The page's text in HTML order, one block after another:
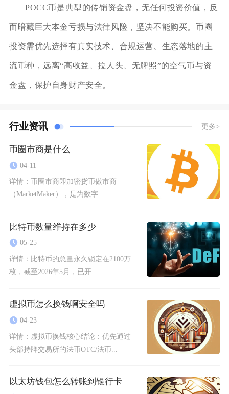
POCC币是典型的传销资金盘，无任何投资价值，反
而暗藏巨大本金亏损与法律风险，坚决不能购买。币圈
投资需优先选择有真实技术、合规运营、生态落地的主
流币种，远离“高收益、拉人头、无牌照”的空气币与资
金盘，保护自身财产安全。
行业资讯 更多>
币圈市商是什么
04-11
详情： 币圈市商即加密货币做市商
（MarketMaker），是为数字...
比特币数量维持在多少
05-25
详情： 比特币的总量永久锁定在2100万
枚，截至2026年5月，已开...
虚拟币怎么换钱啊安全吗
04-23
详情： 虚拟币换钱核心结论：优先通过
头部持牌交易所的法币OTC/法币...
以太坊钱包怎么转账到银行卡